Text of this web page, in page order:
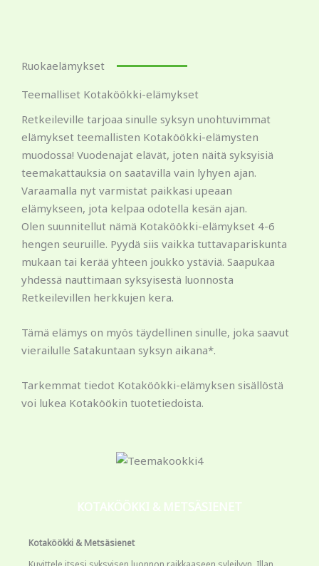
Ruokaelämykset
Teemalliset Kotaköökki-elämykset
Retkeileville tarjoaa sinulle syksyn unohtuvimmat
elämykset teemallisten Kotaköökki-elämysten
muodossa! Vuodenajat elävät, joten näitä syksyisiä
teemakattauksia on saatavilla vain lyhyen ajan.
Varaamalla nyt varmistat paikkasi upeaan
elämykseen, jota kelpaa odotella kesän ajan.
Olen suunnitellut nämä Kotaköökki-elämykset 4-6
hengen seuruille. Pyydä siis vaikka tuttavapariskunta
mukaan tai kerää yhteen joukko ystäviä. Saapukaa
yhdessä nauttimaan syksyisestä luonnosta
Retkeilevillen herkkujen kera.
Tämä elämys on myös täydellinen sinulle, joka saavut
vierailulle Satakuntaan syksyn aikana*.
Tarkemmat tiedot Kotaköökki-elämyksen sisällöstä
voi lukea Kotaköökin tuotetiedoista.
KOTAKÖÖKKI & METSÄSIENET
Kotaköökki & Metsäsienet